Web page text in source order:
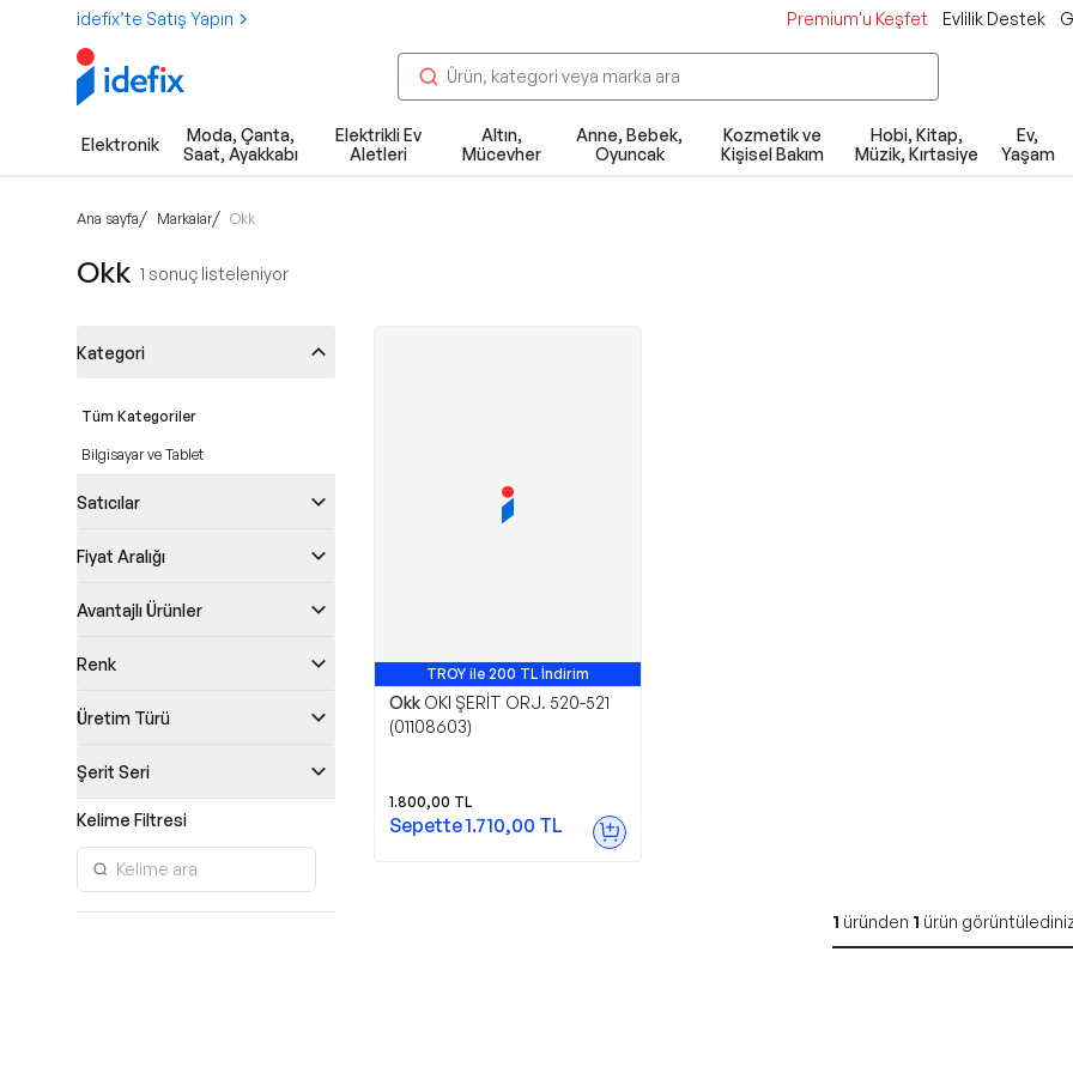
idefix’te Satış Yapın Premium'u Keşfet Evlilik Destek
Elektronik
Moda, Çanta,
Saat, Ayakkabı
Elektrikli Ev
Aletleri
Altın,
Mücevher
Anne, Bebek,
Oyuncak
Kozmetik ve
Kişisel Bakım
Hobi, Kitap,
Müzik, Kırtasiye
Ev,
Yaşam
Ana sayfa/ Markalar/ Okk
Okk 1 sonuç listeleniyor
Kategori
Tüm Kategoriler
Bilgisayar ve Tablet
Satıcılar
Fiyat Aralığı
Avantajlı Ürünler
Renk
Üretim Türü
Şerit Seri
Kelime Filtresi
TROY ile 200 TL İndirim
Okk OKI ŞERİT ORJ. 520-521
(01108603)
1.800,00 TL
Sepette1.710,00 TL
1 üründen 1 ürün